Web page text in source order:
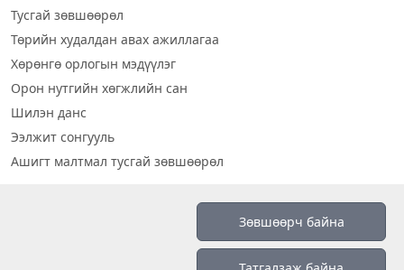
Тусгай зөвшөөрөл
Төрийн худалдан авах ажиллагаа
Хөрөнгө орлогын мэдүүлэг
Орон нутгийн хөгжлийн сан
Шилэн данс
Ээлжит сонгууль
Ашигт малтмал тусгай зөвшөөрөл
Зөвшөөрч байна